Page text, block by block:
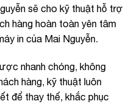
sẽ cho kỹ thuật hỗ trợ
hàng hoàn toàn yên tâm
in của Mai Nguyễn.
nhanh chóng, không
hàng, kỹ thuật luôn
để thay thế, khắc phục